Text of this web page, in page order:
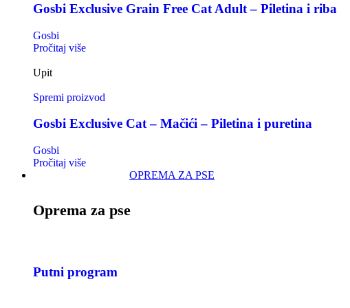
Gosbi Exclusive Grain Free Cat Adult – Piletina i riba
Gosbi
Pročitaj više
Upit
Spremi proizvod
Gosbi Exclusive Cat – Mačići – Piletina i puretina
Gosbi
Pročitaj više
OPREMA ZA PSE
Oprema za pse
Putni program